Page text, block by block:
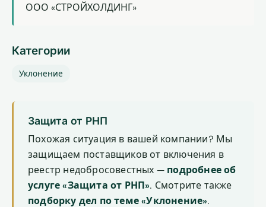
ООО «СТРОЙХОЛДИНГ»
Категории
Уклонение
Защита от РНП
Похожая ситуация в вашей компании? Мы
защищаем поставщиков от включения в
реестр недобросовестных — подробнее об
услуге «Защита от РНП». Смотрите также
подборку дел по теме «Уклонение».